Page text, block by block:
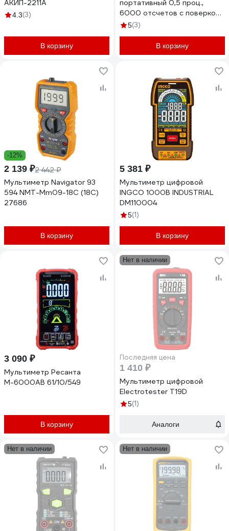
АКИП-2211А
4.3(3)
В корзину
портативный 0,5 проц.,
6000 отсчетов с поверкой
MH610600-СП
5(3)
В корзину
-12%
2 139 ₽2 442 ₽
Мультиметр Navigator 93
594 NMT-Mm09-18C (18C)
27686
В корзину
5 381 ₽
Мультиметр цифровой
INGCO 1000В INDUSTRIAL
DM110004
5(1)
В корзину
3 090 ₽
Мультиметр Ресанта
М-6000АВ 61/10/549
В корзину
Нет в наличии
Последняя цена
1 410 ₽
Мультиметр цифровой
Electrotester T19D
5(1)
Аналоги
Нет в наличии Нет в наличии